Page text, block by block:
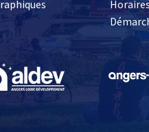
fenêtre
, Ouvre une